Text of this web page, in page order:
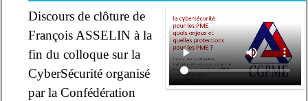
Discours de clôture de
François ASSELIN à la
fin du colloque sur la
CyberSécurité organisé
par la Confédération